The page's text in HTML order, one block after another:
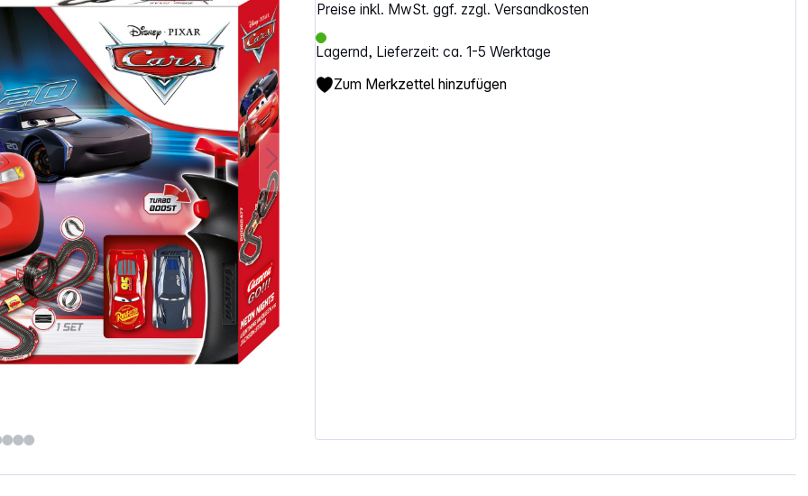
Preise inkl. MwSt. ggf. zzgl. Versandkosten
Lagernd, Lieferzeit: ca. 1-5 Werktage
Zum Merkzettel hinzufügen